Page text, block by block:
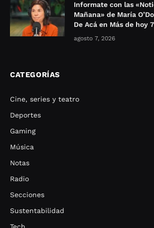
Informate con las
Mañana» de María
De Acá en Más de hoy
agosto 7, 2026
CATEGORÍAS
Cine, series y teatro
Deportes
Gaming
Música
Notas
Radio
Secciones
Sustentabilidad